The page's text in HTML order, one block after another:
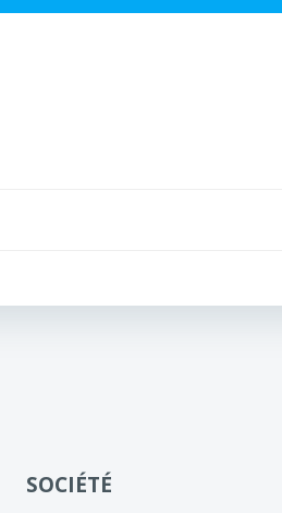
SOCIÉTÉ